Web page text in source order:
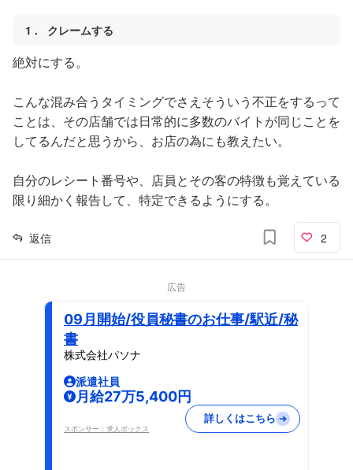
1 クレームする
絶対にする。
こんな混み合うタイミングでさえそういう不正をするって
ことは、その店舗では日常的に多数のバイトが同じことを
してるんだと思うから、お店の為にも教えたい。
自分のレシート番号や、店員とその客の特徴も覚えている
限り細かく報告して、特定できるようにする。
返信 2
広告
09月開始/役員秘書のお仕事/駅近/秘
書
株式会社パソナ
派遣社員
月給27万5,400円
スポンサー：求人ボックス
詳しくはこちら